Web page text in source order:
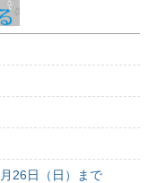
26日（日）まで